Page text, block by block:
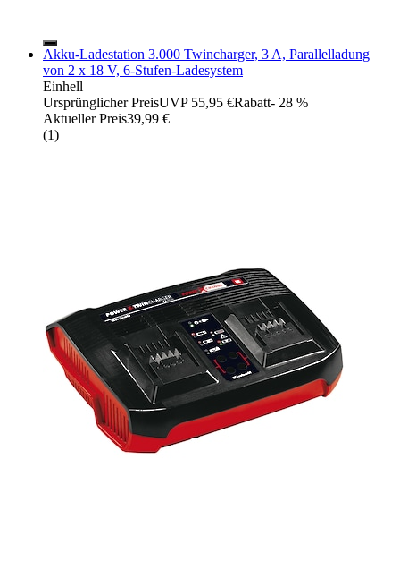
Akku-Ladestation 3.000 Twincharger, 3 A, Parallelladung
von 2 x 18 V, 6-Stufen-Ladesystem
Einhell
Ursprünglicher PreisUVP 55,95 €Rabatt- 28 %
Aktueller Preis39,99 €
(1)